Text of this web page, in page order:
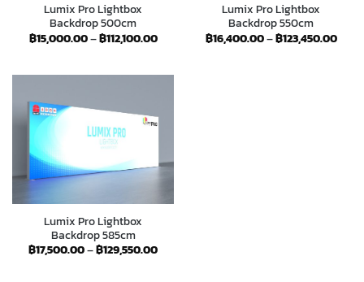
Lumix Pro Lightbox
Backdrop 500cm
฿15,000.00–฿112,100.00Price
range:
฿112,100.00
Lumix Pro Lightbox
Backdrop 550cm
฿16,400.00–฿123,450.00Price
Lumix Pro Lightbox
Backdrop 585cm
฿17,500.00–฿129,550.00Price